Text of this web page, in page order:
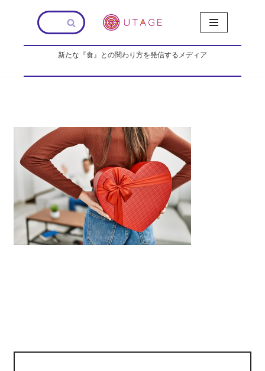
新たな『食』との関わり方を発信するメディア